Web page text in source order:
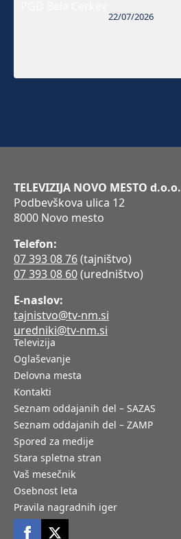
22/07/2026
TELEVIZIJA NOVO MESTO d.o.o.
Podbevškova ulica 12
8000 Novo mesto
Telefon:
07 393 08 76(tajništvo)
07 393 08 60(uredništvo)
E-naslov:
tajnistvo@tv-nm.si
uredniki@tv-nm.si
Televizija
Oglaševanje
Delovna mesta
Kontakti
Seznam oddajanih del – SAZAS
Seznam oddajanih del – ZAMP
Spored za medije
Stara spletna stran
Vaš mesečnik
Osebnost leta
Pravila nagradnih iger